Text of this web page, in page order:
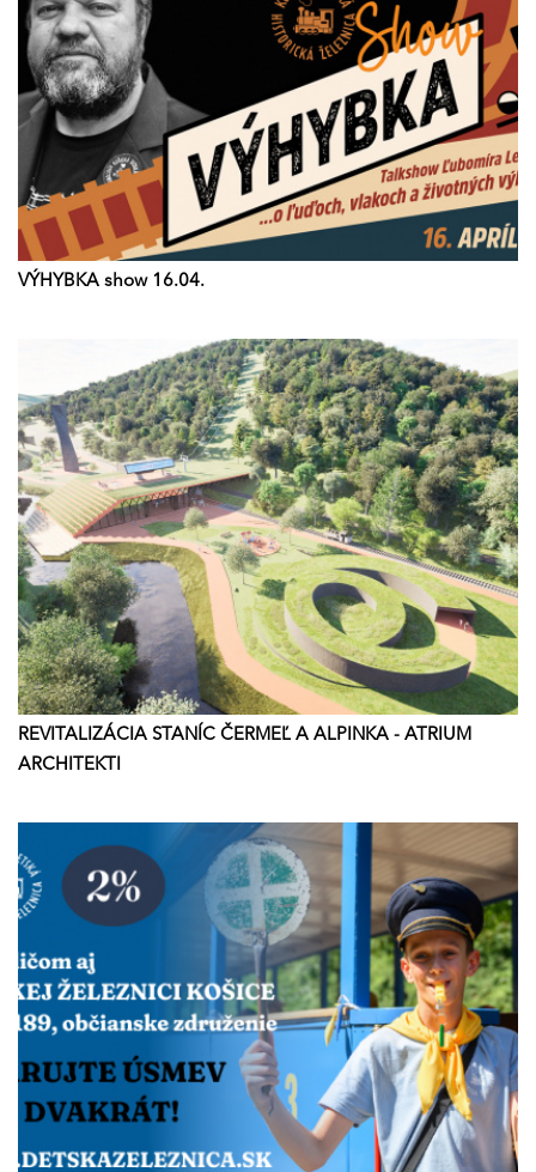
VÝHYBKA show 16.04.
REVITALIZÁCIA STANÍC ČERMEĽ A ALPINKA - ATRIUM
ARCHITEKTI